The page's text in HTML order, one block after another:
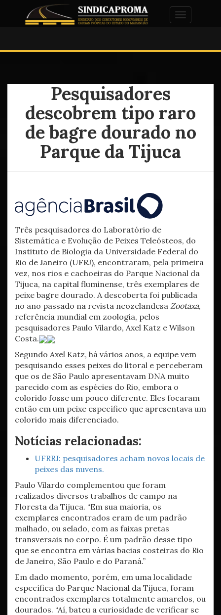
Alternar
Pesquisadores
descobrem tipo raro
de bagre dourado no
Parque da Tijuca
Três pesquisadores do Laboratório de
Sistemática e Evolução de Peixes Teleósteos, do
Instituto de Biologia da Universidade Federal do
Rio de Janeiro (UFRJ), encontraram, pela primeira
vez, nos rios e cachoeiras do Parque Nacional da
Tijuca, na capital fluminense, três exemplares de
peixe bagre dourado. A descoberta foi publicada
no ano passado na revista neozelandesa Zootaxa,
referência mundial em zoologia, pelos
pesquisadores Paulo Vilardo, Axel Katz e Wilson
Costa.
Segundo Axel Katz, há vários anos, a equipe vem
pesquisando esses peixes do litoral e perceberam
que os de São Paulo apresentavam DNA muito
parecido com as espécies do Rio, embora o
colorido fosse um pouco diferente. Eles focaram
então em um peixe específico que apresentava um
colorido mais diferenciado.
Notícias relacionadas:
UFRRJ: pesquisadores acham novos locais de
peixes das nuvens.
Paulo Vilardo complementou que foram
realizados diversos trabalhos de campo na
Floresta da Tijuca. “Em sua maioria, os
exemplares encontrados eram de um padrão
malhado, ou selado, com as faixas pretas
transversais no corpo. É um padrão desse tipo
que se encontra em várias bacias costeiras do Rio
de Janeiro, São Paulo e do Paraná.”
Em dado momento, porém, em uma localidade
específica do Parque Nacional da Tijuca, foram
encontrados exemplares totalmente amarelos, ou
dourados. “Aí, bateu a curiosidade de verificar se